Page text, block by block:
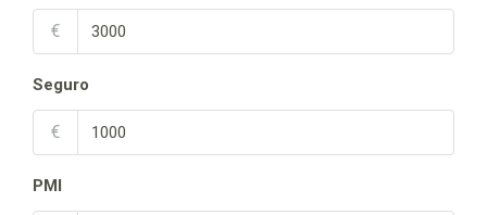
€
Seguro
€
PMI